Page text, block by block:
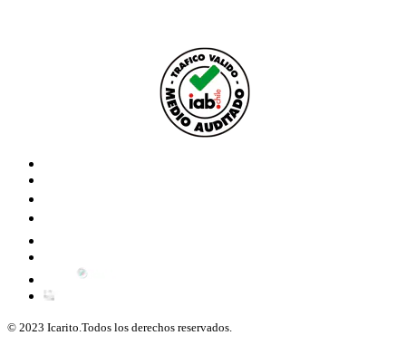
© 2023 Icarito.Todos los derechos reservados.